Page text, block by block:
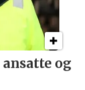
ansatte og